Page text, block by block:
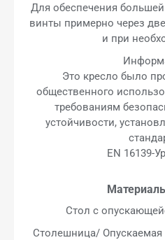
Для обеспечения большей
винты примерно через
и при
Это кресло было
общественного
требованиям
устойчивости,
EN 16139-
Стол с
Столешница/